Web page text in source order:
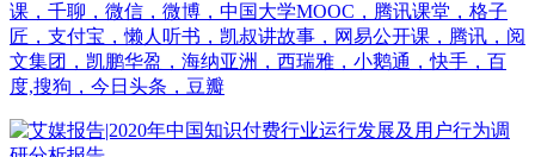
课，千聊，微信，微博，中国大学MOOC，腾讯课堂，格子
匠，支付宝，懒人听书，凯叔讲故事，网易公开课，腾讯，阅
文集团，凯鹏华盈，海纳亚洲，西瑞雅，小鹅通，快手，百
度,搜狗，今日头条，豆瓣